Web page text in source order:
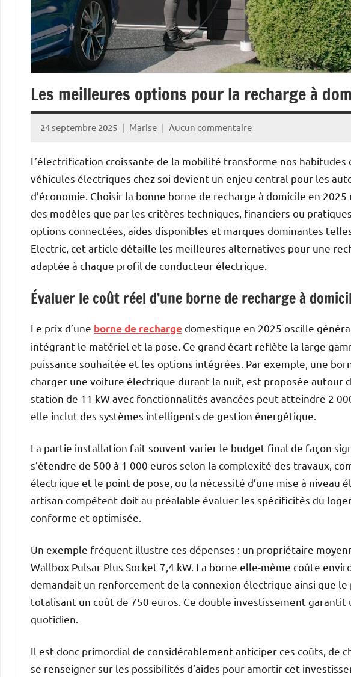
Les meilleures options pour la recharge à
24 septembre 2025 Marise Aucun commentaire
L’électrification croissante de la mobilité transforme nos
véhicules électriques chez soi devient un enjeu central pour les
d’économie. Choisir la bonne borne de recharge à domicile en
des modèles que par les critères techniques, financiers ou
options connectées, aides disponibles et marques dominantes
Electric, cet article détaille les meilleures alternatives pour une
adaptée à chaque profil de conducteur électrique.
Évaluer le coût réel d’une borne de recharge à
Le prix d’une borne de rechargedomestique en 2025 oscille
intégrant le matériel et la pose. Ce grand écart reflète la large
puissance souhaitée et les options intégrées. Par exemple, une
charger une voiture électrique durant la nuit, est proposée autour
station de 11 kW avec fonctionnalités avancées peut atteindre 2
elle inclut des systèmes intelligents de gestion énergétique.
La partie installation fait souvent varier le budget final de façon
s’étendre de 500 à 1 000 euros selon la complexité des travaux,
électrique et le point de pose, ou la nécessité d’une mise à niveau
artisan compétent doit au préalable évaluer les spécificités du
conforme et optimisée.
Un exemple fréquent illustre ces dépenses : un propriétaire
Wallbox Pulsar Plus Socket 7,4 kW. La borne elle-même coûte
demandait un renforcement de la connexion électrique ainsi que le
totalisant un coût de 750 euros. Ce double investissement garantit
quotidien.
Il est donc primordial de considérablement anticiper ces coûts, de
se renseigner sur les possibilités d’aides pour amortir cet